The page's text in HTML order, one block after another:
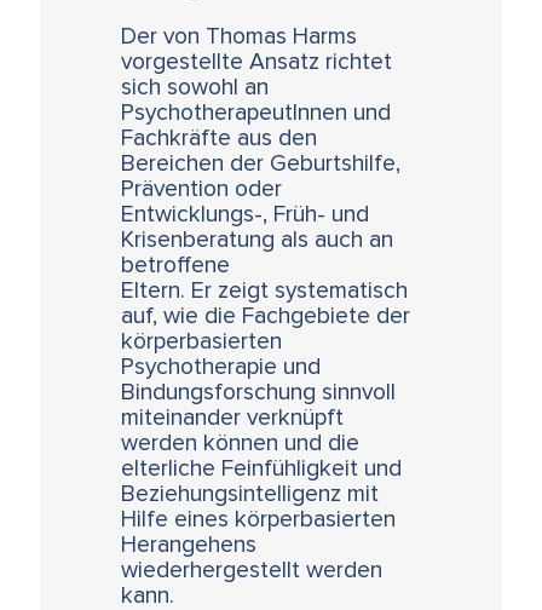
Der von Thomas Harms
vorgestellte Ansatz richtet
sich sowohl an
PsychotherapeutInnen und
Fachkräfte aus den
Bereichen der Geburtshilfe,
Prävention oder
Entwicklungs-, Früh- und
Krisenberatung als auch an
betroffene
Eltern. Er zeigt systematisch
auf, wie die Fachgebiete der
körperbasierten
Psychotherapie und
Bindungsforschung sinnvoll
miteinander verknüpft
werden können und die
elterliche Feinfühligkeit und
Beziehungsintelligenz mit
Hilfe eines körperbasierten
Herangehens
wiederhergestellt werden
kann.